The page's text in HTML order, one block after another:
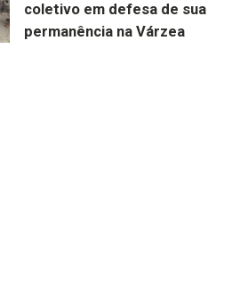
coletivo em defesa de sua
permanência na Várzea